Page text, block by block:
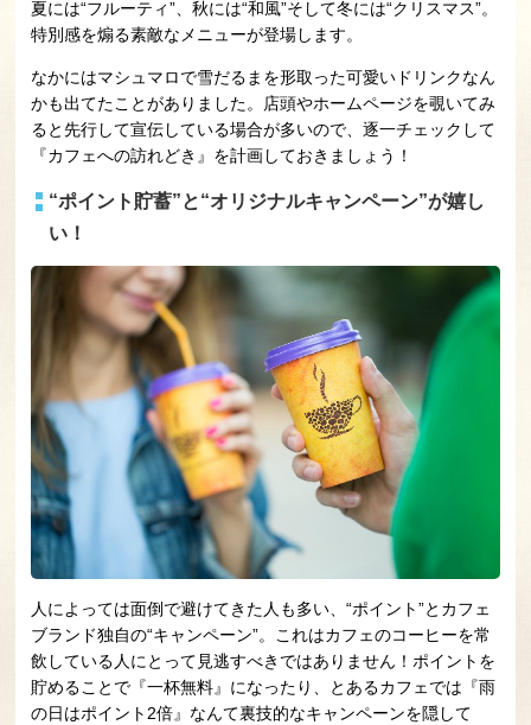
夏には“フルーティ”、秋には“和風”そして冬には“クリスマス”。
特別感を煽る素敵なメニューが登場します。
なかにはマシュマロで雪だるまを形取った可愛いドリンクなん
かも出てたことがありました。店頭やホームページを覗いてみ
ると先行して宣伝している場合が多いので、逐一チェックして
『カフェへの訪れどき』を計画しておきましょう！
“ポイント貯蓄”と“オリジナルキャンペーン”が嬉し
い！
人によっては面倒で避けてきた人も多い、“ポイント”とカフェ
ブランド独自の“キャンペーン”。これはカフェのコーヒーを常
飲している人にとって見逃すべきではありません！ポイントを
貯めることで『一杯無料』になったり、とあるカフェでは『雨
の日はポイント2倍』なんて裏技的なキャンペーンを隠して